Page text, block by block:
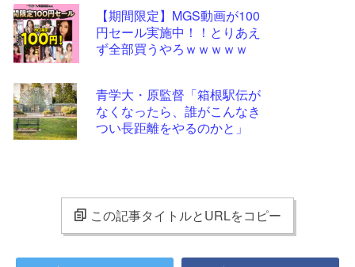
【期間限定】MGS動画が100
円セール実施中！！とりあえ
ず全部買うやろｗｗｗｗｗ
青学大・原監督「箱根駅伝が
なくなったら、誰がこんなき
つい長距離をやるのかと」
この記事タイトルとURLをコピー